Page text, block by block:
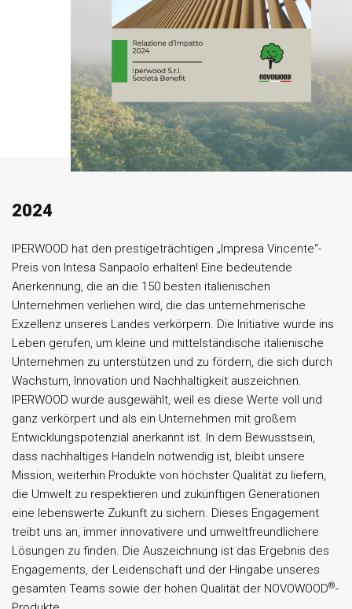
2024
IPERWOOD hat den prestigeträchtigen „Impresa Vincente“-
Preis von Intesa Sanpaolo erhalten! Eine bedeutende
Anerkennung, die an die 150 besten italienischen
Unternehmen verliehen wird, die das unternehmerische
Exzellenz unseres Landes verkörpern. Die Initiative wurde ins
Leben gerufen, um kleine und mittelständische italienische
Unternehmen zu unterstützen und zu fördern, die sich durch
Wachstum, Innovation und Nachhaltigkeit auszeichnen.
IPERWOOD wurde ausgewählt, weil es diese Werte voll und
ganz verkörpert und als ein Unternehmen mit großem
Entwicklungspotenzial anerkannt ist. In dem Bewusstsein,
dass nachhaltiges Handeln notwendig ist, bleibt unsere
Mission, weiterhin Produkte von höchster Qualität zu liefern,
die Umwelt zu respektieren und zukünftigen Generationen
eine lebenswerte Zukunft zu sichern. Dieses Engagement
treibt uns an, immer innovativere und umweltfreundlichere
Lösungen zu finden. Die Auszeichnung ist das Ergebnis des
Engagements, der Leidenschaft und der Hingabe unseres
gesamten Teams sowie der hohen Qualität der NOVOWOOD®-